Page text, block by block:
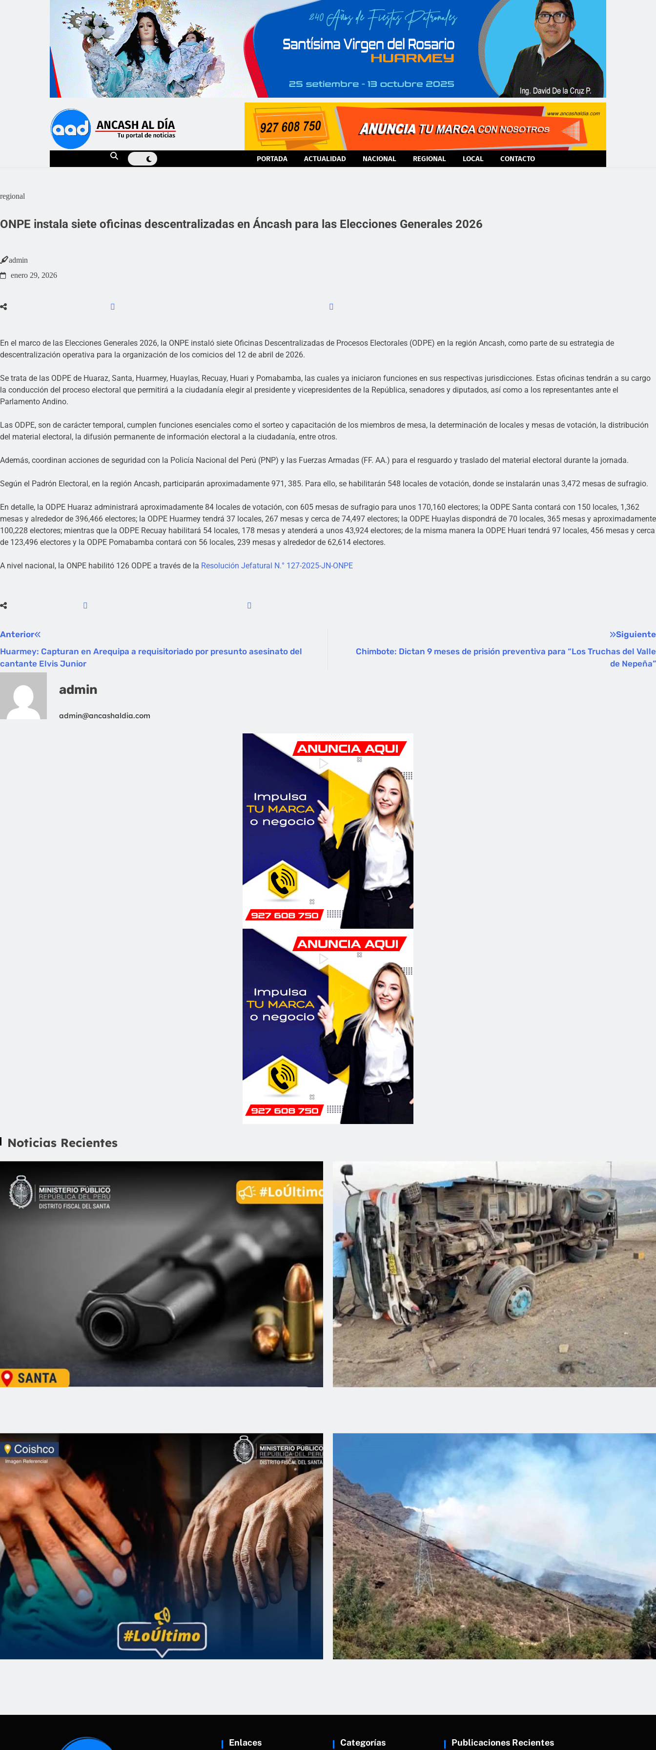
PORTADA ACTUALIDAD NACIONAL REGIONAL LOCAL CONTACTO
regional
ONPE instala siete oficinas descentralizadas en Áncash para las Elecciones Generales 2026
admin
enero 29, 2026
En el marco de las Elecciones Generales 2026, la ONPE instaló siete Oficinas Descentralizadas de Procesos Electorales (ODPE) en la región Ancash, como parte de su estrategia de
descentralización operativa para la organización de los comicios del 12 de abril de 2026.
Se trata de las ODPE de Huaraz, Santa, Huarmey, Huaylas, Recuay, Huari y Pomabamba, las cuales ya iniciaron funciones en sus respectivas jurisdicciones. Estas oficinas tendrán a su cargo
la conducción del proceso electoral que permitirá a la ciudadanía elegir al presidente y vicepresidentes de la República, senadores y diputados, así como a los representantes ante el
Parlamento Andino.
Las ODPE, son de carácter temporal, cumplen funciones esenciales como el sorteo y capacitación de los miembros de mesa, la determinación de locales y mesas de votación, la distribución
del material electoral, la difusión permanente de información electoral a la ciudadanía, entre otros.
Además, coordinan acciones de seguridad con la Policía Nacional del Perú (PNP) y las Fuerzas Armadas (FF. AA.) para el resguardo y traslado del material electoral durante la jornada.
Según el Padrón Electoral, en la región Ancash, participarán aproximadamente 971, 385. Para ello, se habilitarán 548 locales de votación, donde se instalarán unas 3,472 mesas de sufragio.
En detalle, la ODPE Huaraz administrará aproximadamente 84 locales de votación, con 605 mesas de sufragio para unos 170,160 electores; la ODPE Santa contará con 150 locales, 1,362
mesas y alrededor de 396,466 electores; la ODPE Huarmey tendrá 37 locales, 267 mesas y cerca de 74,497 electores; la ODPE Huaylas dispondrá de 70 locales, 365 mesas y aproximadamente
100,228 electores; mientras que la ODPE Recuay habilitará 54 locales, 178 mesas y atenderá a unos 43,924 electores; de la misma manera la ODPE Huari tendrá 97 locales, 456 mesas y cerca
de 123,496 electores y la ODPE Pomabamba contará con 56 locales, 239 mesas y alrededor de 62,614 electores.
A nivel nacional, la ONPE habilitó 126 ODPE a través de la Resolución Jefatural N.° 127-2025-JN-ONPE
Anterior
Huarmey: Capturan en Arequipa a requisitoriado por presunto asesinato del
cantante Elvis Junior
Siguiente
Chimbote: Dictan 9 meses de prisión preventiva para “Los Truchas del Valle
de Nepeña”
admin
admin@ancashaldia.com
Noticias Recientes
Enlaces Categorías Publicaciones Recientes